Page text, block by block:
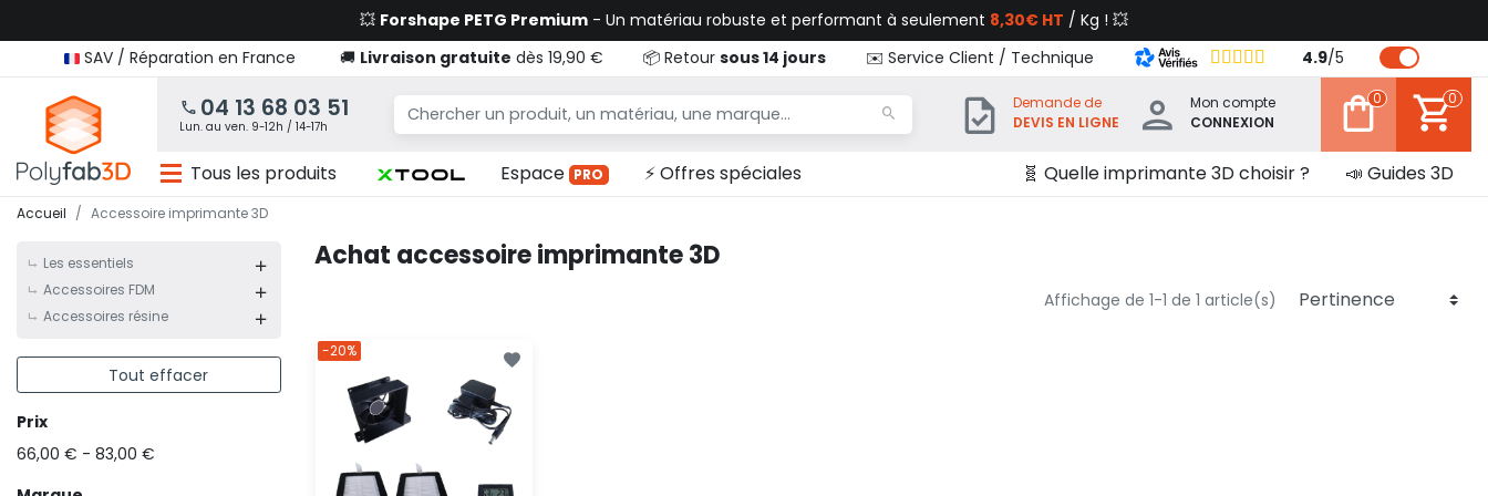
💥 Forshape PETG Premium - Un matériau robuste et performant à seulement 8,30€ HT / Kg ! 💥
SAV / Réparation en France
🚚 Livraison gratuite dès 19,90 € 📦 Retour sous 14 jours ✉️ Service Client / Technique 4.9/5
04 13 68 03 51
Lun. au ven. 9-12h / 14-17h
Demande de
DEVIS EN LIGNE
Mon compte
CONNEXION
0 0
Tous les produits Espace PRO ⚡ Offres spéciales 🧬 Quelle imprimante 3D choisir ? 📣 Guides 3D
Accueil Accessoire imprimante 3D
Les essentiels
Accessoires FDM
Accessoires résine
Tout effacer
Prix
66,00 € - 83,00 €
Achat accessoire imprimante 3D
Affichage de 1-1 de 1 article(s)
-20%